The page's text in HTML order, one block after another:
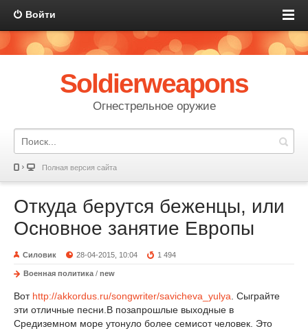
Войти
Soldierweapons
Огнестрельное оружие
Полная версия сайта
Откуда берутся беженцы, или
Основное занятие Европы
Силовик 28-04-2015, 10:04 1 494
Военная политика / new
Вот http://akkordus.ru/songwriter/savicheva_yulya . Сыграйте
эти отличные песни.В позапрошлые выходные в
Средиземном море утонуло более семисот человек. Это